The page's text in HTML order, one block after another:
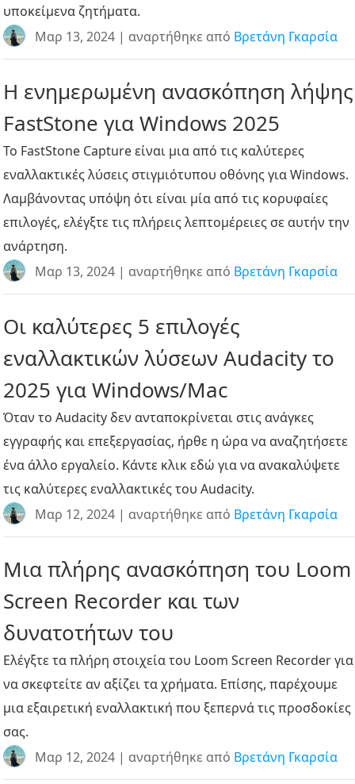
υποκείμενα ζητήματα.
Μαρ 13, 2024 | αναρτήθηκε από Βρετάνη Γκαρσία
Η ενημερωμένη ανασκόπηση λήψης
FastStone για Windows 2025
Το FastStone Capture είναι μια από τις καλύτερες
εναλλακτικές λύσεις στιγμιότυπου οθόνης για Windows.
Λαμβάνοντας υπόψη ότι είναι μία από τις κορυφαίες
επιλογές, ελέγξτε τις πλήρεις λεπτομέρειες σε αυτήν την
ανάρτηση.
Μαρ 13, 2024 | αναρτήθηκε από Βρετάνη Γκαρσία
Οι καλύτερες 5 επιλογές
εναλλακτικών λύσεων Audacity το
2025 για Windows/Mac
Όταν το Audacity δεν ανταποκρίνεται στις ανάγκες
εγγραφής και επεξεργασίας, ήρθε η ώρα να αναζητήσετε
ένα άλλο εργαλείο. Κάντε κλικ εδώ για να ανακαλύψετε
τις καλύτερες εναλλακτικές του Audacity.
Μαρ 12, 2024 | αναρτήθηκε από Βρετάνη Γκαρσία
Μια πλήρης ανασκόπηση του Loom
Screen Recorder και των
δυνατοτήτων του
Ελέγξτε τα πλήρη στοιχεία του Loom Screen Recorder για
να σκεφτείτε αν αξίζει τα χρήματα. Επίσης, παρέχουμε
μια εξαιρετική εναλλακτική που ξεπερνά τις προσδοκίες
σας.
Μαρ 12, 2024 | αναρτήθηκε από Βρετάνη Γκαρσία